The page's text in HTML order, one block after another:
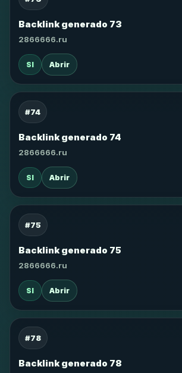
Backlink generado 73
2866666.ru
SI Abrir
#74
Backlink generado 74
2866666.ru
SI Abrir
#75
Backlink generado 75
2866666.ru
SI Abrir
#78
Backlink generado 78